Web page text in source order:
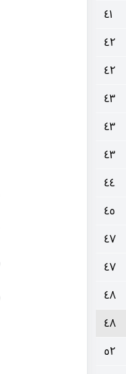
٤١
٤٢
٤٢
٤٣
٤٣
٤٣
٤٤
٤٥
٤٧
٤٧
٤٨
٤٨
٥٢